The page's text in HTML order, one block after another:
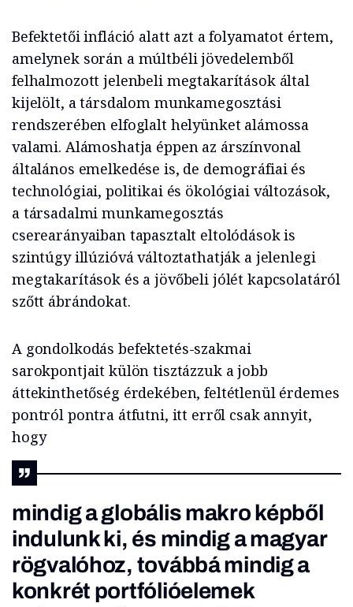
Befektetői infláció alatt azt a folyamatot értem,
amelynek során a múltbéli jövedelemből
felhalmozott jelenbeli megtakarítások által
kijelölt, a társdalom munkamegosztási
rendszerében elfoglalt helyünket alámossa
valami. Alámoshatja éppen az árszínvonal
általános emelkedése is, de demográfiai és
technológiai, politikai és ökológiai változások,
a társadalmi munkamegosztás
cserearányaiban tapasztalt eltolódások is
szintúgy illúzióvá változtathatják a jelenlegi
megtakarítások és a jövőbeli jólét kapcsolatáról
szőtt ábrándokat.
A gondolkodás befektetés-szakmai
sarokpontjait külön tisztázzuk a jobb
áttekinthetőség érdekében, feltétlenül érdemes
pontról pontra átfutni, itt erről csak annyit,
hogy
mindig a globális makro képből
indulunk ki, és mindig a magyar
rögvalóhoz, továbbá mindig a
konkrét portfólióelemek